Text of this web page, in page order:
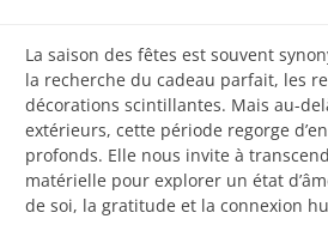
La saison des fêtes est souvent
la recherche du cadeau parfait, les
décorations scintillantes. Mais au-
extérieurs, cette période regorge
profonds. Elle nous invite à
matérielle pour explorer un état
de soi, la gratitude et la connexion